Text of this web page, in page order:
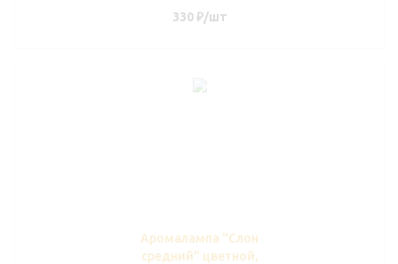
330₽/шт
Аромалампа "Слон
средний" цветной,